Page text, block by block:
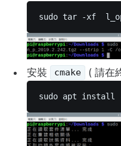
sudo tar -xf
安裝 cmake ( 請在
sudo apt install -